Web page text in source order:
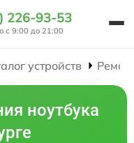
226-93-53
с 9:00 до 21:00
устройств
ноутбука